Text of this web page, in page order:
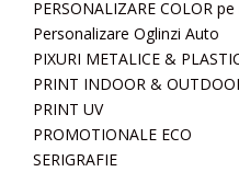
PERSONALIZARE COLOR
Personalizare Oglinzi Auto
PIXURI METALICE &
PRINT INDOOR &
PRINT UV
PROMOTIONALE ECO
SERIGRAFIE